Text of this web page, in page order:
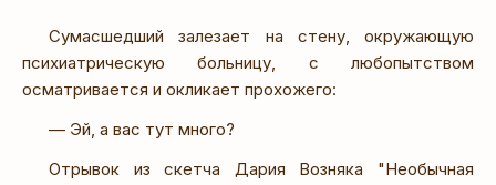
Сумасшедший залезает на стену, окружающую
психиатрическую больницу, с любопытством
осматривается и окликает прохожего:
— Эй, а вас тут много?
Отрывок из скетча Дария Возняка "Необычная